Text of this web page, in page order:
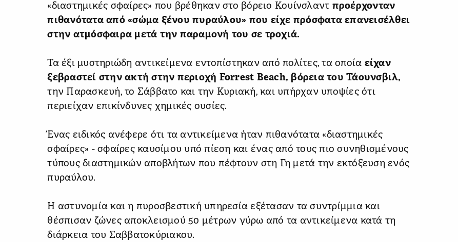
«διαστημικές σφαίρες» που βρέθηκαν στο βόρειο Κουίνσλαντ προέρχονταν
πιθανότατα από «σώμα ξένου πυραύλου» που είχε πρόσφατα επανεισέλθει
στην ατμόσφαιρα μετά την παραμονή του σε τροχιά.
Τα έξι μυστηριώδη αντικείμενα εντοπίστηκαν από πολίτες, τα οποία είχαν
ξεβραστεί στην ακτή στην περιοχή Forrest Beach, βόρεια του Τάουνσβιλ,
την Παρασκευή, το Σάββατο και την Κυριακή, και υπήρχαν υποψίες ότι
περιείχαν επικίνδυνες χημικές ουσίες.
Ένας ειδικός ανέφερε ότι τα αντικείμενα ήταν πιθανότατα «διαστημικές
σφαίρες» - σφαίρες καυσίμου υπό πίεση και ένας από τους πιο συνηθισμένους
τύπους διαστημικών αποβλήτων που πέφτουν στη Γη μετά την εκτόξευση ενός
πυραύλου.
Η αστυνομία και η πυροσβεστική υπηρεσία εξέτασαν τα συντρίμμια και
θέσπισαν ζώνες αποκλεισμού 50 μέτρων γύρω από τα αντικείμενα κατά τη
διάρκεια του Σαββατοκύριακου.